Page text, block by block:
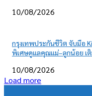
10/08/2026
กรุงเทพประกันชีวิต จับมือ
พิเศษดูแลคุณแม่–ลูกน้อย เ
10/08/2026
Load more